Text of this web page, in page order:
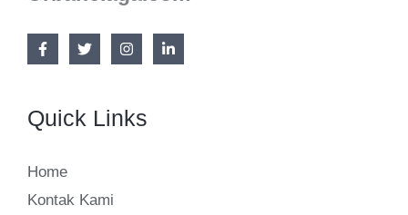
Quick Links
Home
Kontak Kami